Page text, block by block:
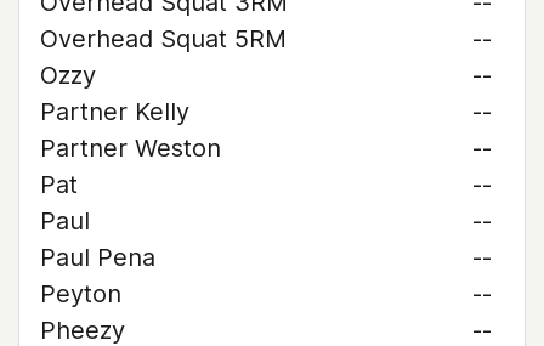
Overhead Squat 5RM
--
Ozzy
--
Partner Kelly
--
Partner Weston
--
Pat
--
Paul
--
Paul Pena
--
Peyton
--
Pheezy
--